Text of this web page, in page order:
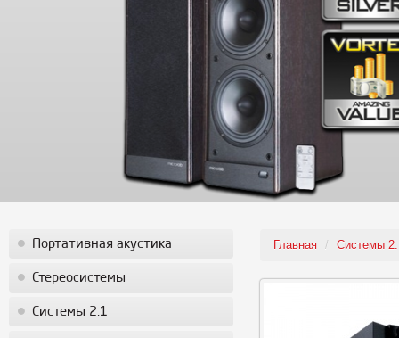
Портативная акустика
Стереосистемы
Системы 2.1
Главная / Системы